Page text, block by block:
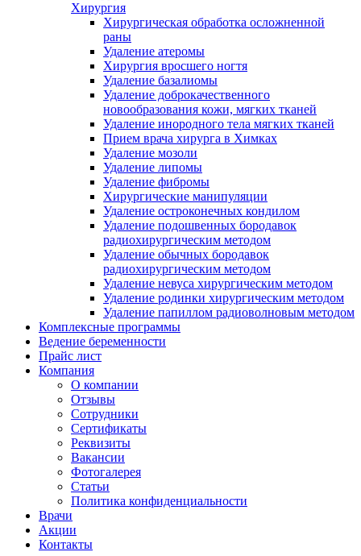
Хирургия
Хирургическая обработка осложненной
раны
Удаление атеромы
Хирургия вросшего ногтя
Удаление базалиомы
Удаление доброкачественного
новообразования кожи, мягких тканей
Удаление инородного тела мягких тканей
Прием врача хирурга в Химках
Удаление мозоли
Удаление липомы
Удаление фибромы
Хирургические манипуляции
Удаление остроконечных кондилом
Удаление подошвенных бородавок
радиохирургическим методом
Удаление обычных бородавок
радиохирургическим методом
Удаление невуса хирургическим методом
Удаление родинки хирургическим методом
Удаление папиллом радиоволновым методом
Комплексные программы
Ведение беременности
Прайс лист
Компания
О компании
Отзывы
Сотрудники
Сертификаты
Реквизиты
Вакансии
Фотогалерея
Статьи
Политика конфиденциальности
Врачи
Акции
Контакты